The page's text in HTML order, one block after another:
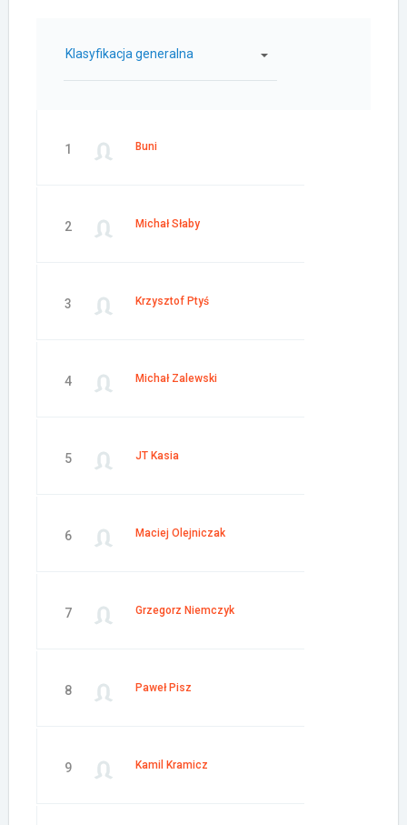
Klasyfikacja generalna
1 Buni
2 Michał Słaby
3 Krzysztof Ptyś
4 Michał Zalewski
5 JT Kasia
6 Maciej Olejniczak
7 Grzegorz Niemczyk
8 Paweł Pisz
9 Kamil Kramicz